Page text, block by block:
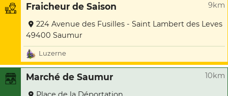
Fraicheur de Saison 9km
224 Avenue des Fusilles - Saint Lambert des Leves
49400 Saumur
Luzerne
Marché de Saumur 10km